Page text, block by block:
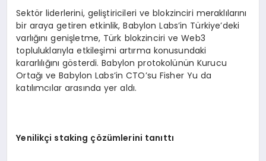
Sektör liderlerini, geliştiricileri ve blokzinciri meraklılarını
bir araya getiren etkinlik, Babylon Labs’in Türkiye’deki
varlığını genişletme, Türk blokzinciri ve Web3
topluluklarıyla etkileşimi artırma konusundaki
kararlılığını gösterdi. Babylon protokolünün Kurucu
Ortağı ve Babylon Labs’in CTO’su Fisher Yu da
katılımcılar arasında yer aldı.
Yenilikçi staking çözümlerini tanıttı